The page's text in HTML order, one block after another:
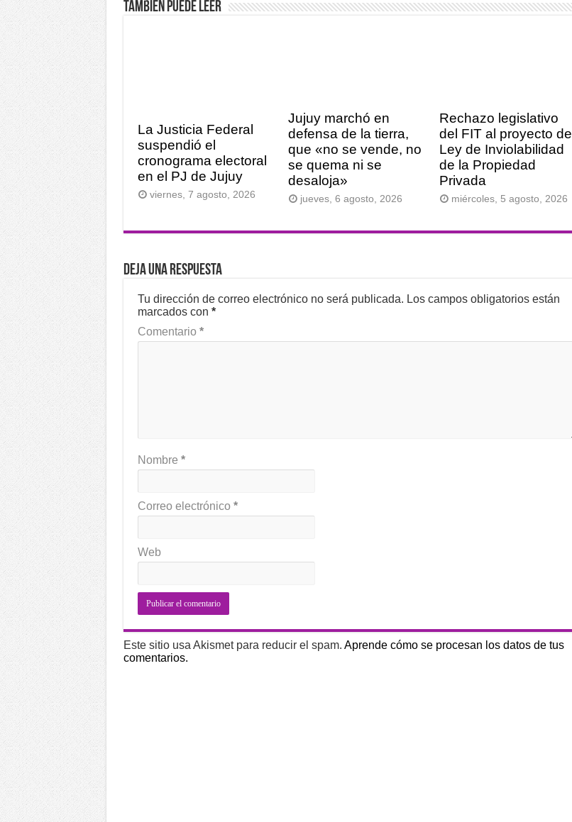
También puede leer
La Justicia Federal
suspendió el
cronograma electoral
en el PJ de Jujuy
viernes, 7 agosto, 2026
Jujuy marchó en
defensa de la tierra,
que «no se vende, no
se quema ni se
desaloja»
jueves, 6 agosto, 2026
Rechazo legislativo
del FIT al proyecto de
Ley de Inviolabilidad
de la Propiedad
Privada
miércoles, 5 agosto, 2026
Deja una respuesta
Tu dirección de correo electrónico no será publicada. Los campos obligatorios están
marcados con *
Comentario *
Nombre *
Correo electrónico *
Web
Este sitio usa Akismet para reducir el spam. Aprende cómo se procesan los datos de tus
comentarios.